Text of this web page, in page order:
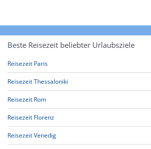
Beste Reisezeit beliebter Urlaubsziele
Reisezeit Paris
Reisezeit Thessaloniki
Reisezeit Rom
Reisezeit Florenz
Reisezeit Venedig